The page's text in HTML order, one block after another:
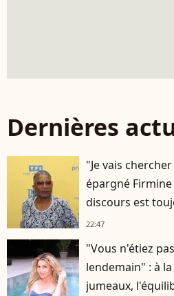
Dernières
"Je vais
épargné
discours est
22:47
"Vous n'étiez
lendemain" : à
jumeaux,